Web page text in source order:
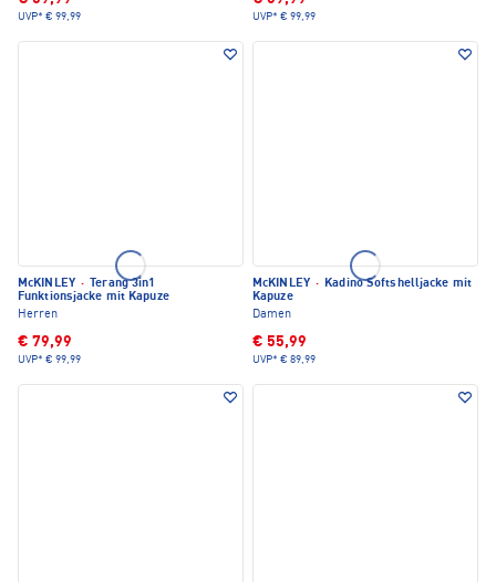
UVP* € 99,99 UVP* € 99,99
McKINLEY ·
Terang 3in1
Funktionsjacke mit Kapuze
Herren
€ 79,99
UVP* € 99,99
McKINLEY · Kadino Softshelljacke mit
Kapuze
Damen
€ 55,99
UVP* € 89,99